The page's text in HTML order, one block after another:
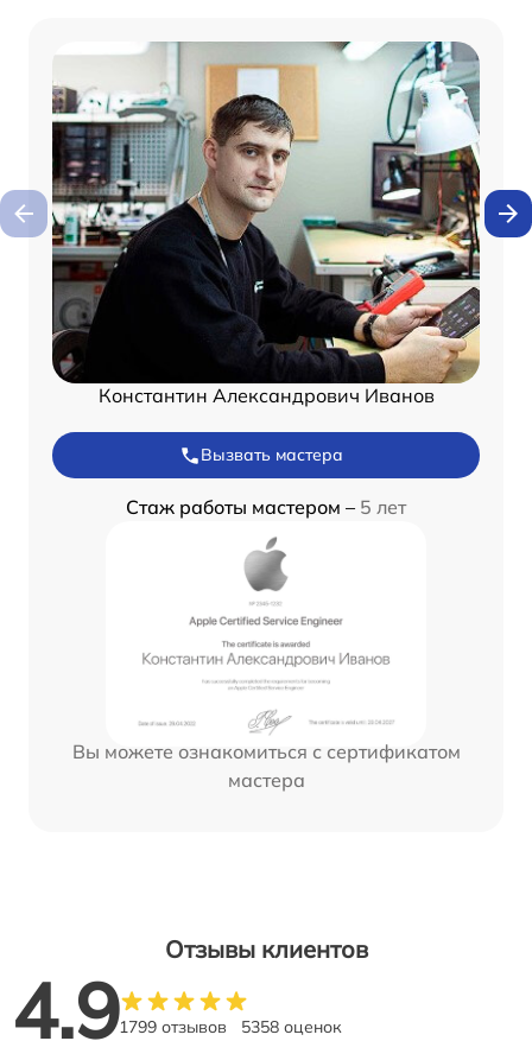
Константин Александрович Иванов
Вызвать мастера
Стаж работы мастером – 5 лет
Вы можете ознакомиться с сертификатом
мастера
Отзывы клиентов
4.91799 отзывов 5358 оценок